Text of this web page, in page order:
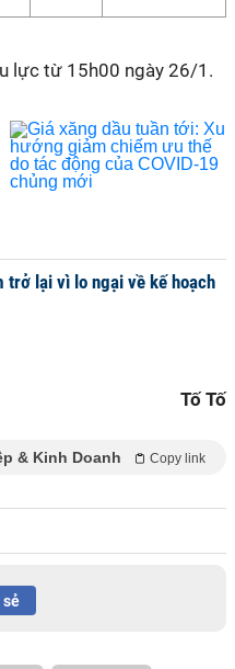
lực từ 15h00 ngày 26/1.
trở lại vì lo ngại về kế hoạch
Tố Tố
& Kinh Doanh Copy link
sẻ